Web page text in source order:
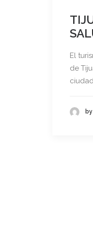
El
de